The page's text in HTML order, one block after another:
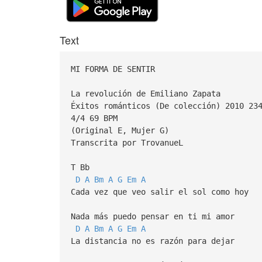
Text
MI FORMA DE SENTIR
La revolución de Emiliano Zapata
Éxitos románticos (De colección) 2010
4/4 69 BPM
(Original E, Mujer G)
Transcrita por TrovanueL
T Bb
D A Bm A G Em A
Cada vez que veo salir el sol como hoy
Nada más puedo pensar en ti mi amor
D A Bm A G Em A
La distancia no es razón para dejar